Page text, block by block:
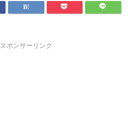
スポンサーリンク